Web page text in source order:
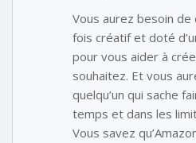
Vous aurez besoin de
fois créatif et doté
pour vous aider à
souhaitez. Et vous
quelqu’un qui sache
temps et dans les
Vous savez